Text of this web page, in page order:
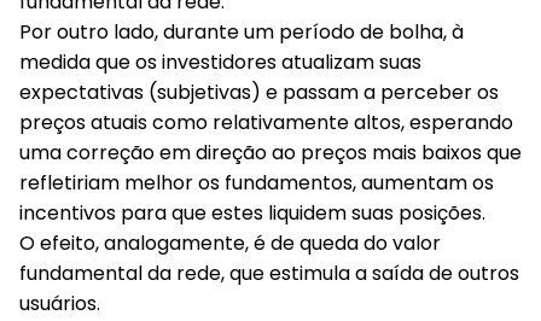
Por outro lado, durante um período de bolha, à
medida que os investidores atualizam suas
expectativas (subjetivas) e passam a perceber os
preços atuais como relativamente altos, esperando
uma correção em direção ao preços mais baixos que
refletiriam melhor os fundamentos, aumentam os
incentivos para que estes liquidem suas posições.
O efeito, analogamente, é de queda do valor
fundamental da rede, que estimula a saída de outros
usuários.